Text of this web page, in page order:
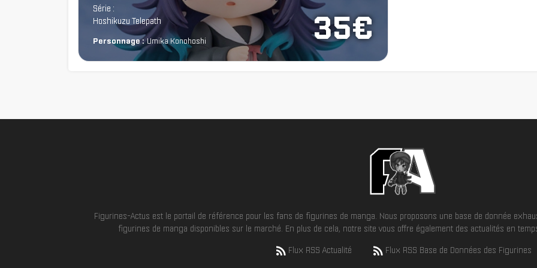
35€
Série :
Hoshikuzu Telepath
Personnage : Umika Konohoshi
Figurines-Actus est le portail de référence pour les fans de figurines de manga. Nous proposons une base de donnée
figurines de manga disponibles sur le marché. En plus de cela, notre site vous offre également des actualités en
Flux RSS Actualité
Flux RSS Base de Données des Figurines